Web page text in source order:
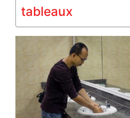
tableaux